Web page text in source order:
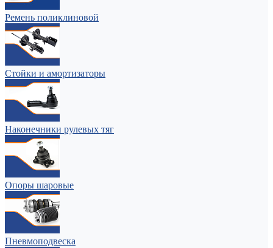
Ремень поликлиновой
Стойки и амортизаторы
Наконечники рулевых тяг
Опоры шаровые
Пневмоподвеска